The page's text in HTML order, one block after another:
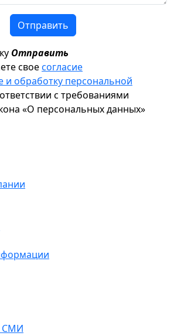
Отправить
Отправить
своесогласие
и обработку персональной
с требованиями
«О персональных данных»
СМИ